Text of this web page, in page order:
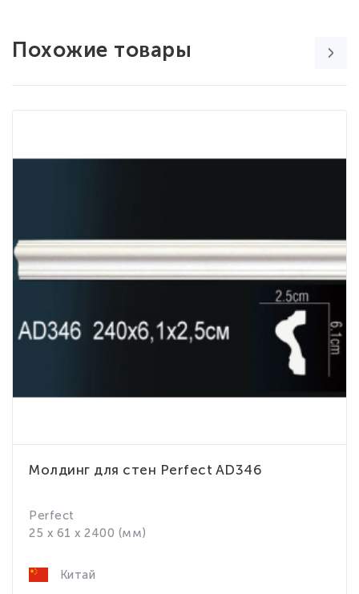
Похожие товары
Молдинг для стен Perfect AD346
Perfect
25 x 61 x 2400 (мм)
Китай